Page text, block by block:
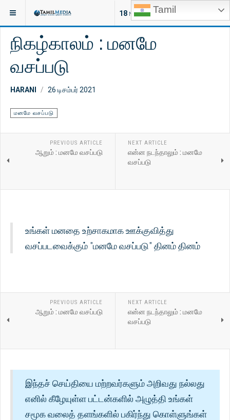
Tamil
18 NEW ARTICLES
இருக்குமிடம்: ஆன்மீகம் மனமே வசப்படு
நிகழ்காலம் : மனமே
வசப்படு
HARANI 26 டிசம்பர் 2021
மனமே வசப்படு
PREVIOUS ARTICLE
ஆறும் : மனமே வசப்படு
NEXT ARTICLE
என்ன நடந்தாலும் : மனமே
வசப்படு
உங்கள் மனதை உற்சாகமாக ஊக்குவித்து
வசப்படவைக்கும் "மனமே வசப்படு" தினம் தினம்
PREVIOUS ARTICLE
ஆறும் : மனமே வசப்படு
NEXT ARTICLE
என்ன நடந்தாலும் : மனமே
வசப்படு
இந்தச் செய்தியை மற்றவர்களும் அறிவது நல்லது
எனில் கீழேயுள்ள பட்டன்களில் அழுத்தி உங்கள்
சமூக வலைத் தளங்களில் பகிர்ந்து கொள்ளுங்கள்